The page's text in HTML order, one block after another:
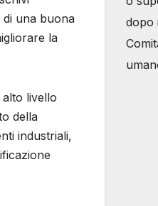
di una buona
la
livello
della
industriali,
dopo